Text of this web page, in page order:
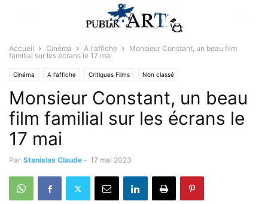
Accueil Cinéma A l'affiche
Monsieur Constant, un beau film
familial sur les écrans le 17 mai
Cinéma A l'affiche Critiques Films Non classé
Monsieur Constant, un beau
film familial sur les écrans le
17 mai
Par Stanislas Claude - 17 mai 2023